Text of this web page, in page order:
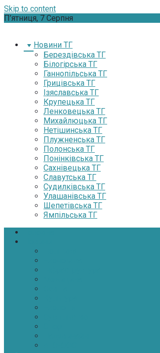
Skip to content
П’ятниця, 7 Серпня
Новини ТГ
Берездівська ТГ
Білогірська ТГ
Ганнопільська ТГ
Грицівська ТГ
Ізяславська ТГ
Крупецька ТГ
Ленковецька ТГ
Михайлюцька ТГ
Нетішинська ТГ
Плужненська ТГ
Полонська ТГ
Понінківська ТГ
Сахнівецька ТГ
Славутська ТГ
Судилківська ТГ
Улашанівська ТГ
Шепетівська ТГ
Ямпільська ТГ